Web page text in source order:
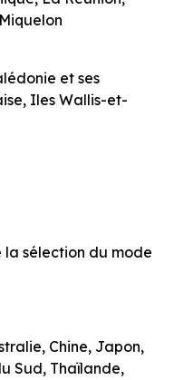
et ses
Iles Wallis-et-
sélection du mode
Chine, Japon,
Sud, Thaïlande,